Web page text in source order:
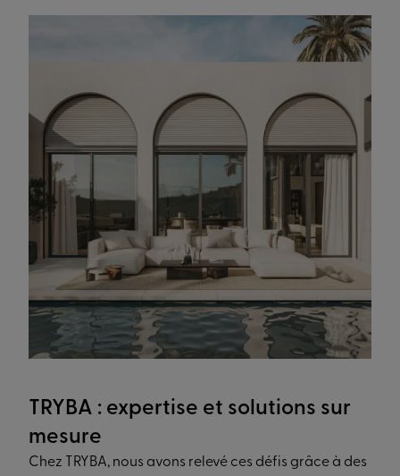
TRYBA : expertise et solutions sur
mesure
Chez TRYBA, nous avons relevé ces défis grâce à des